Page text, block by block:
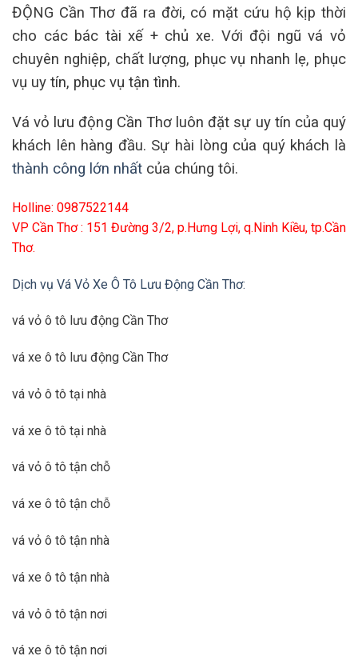
ĐỘNG Cần Thơ đã ra đời, có mặt cứu hộ kịp thời
cho các bác tài xế + chủ xe. Với đội ngũ vá vỏ
chuyên nghiệp, chất lượng, phục vụ nhanh lẹ, phục
vụ uy tín, phục vụ tận tình.
Vá vỏ lưu động Cần Thơ luôn đặt sự uy tín của quý
khách lên hàng đầu. Sự hài lòng của quý khách là
thành công lớn nhất của chúng tôi.
Holline: 0987522144
VP Cần Thơ : 151 Đường 3/2, p.Hưng Lợi, q.Ninh Kiều, tp.Cần
Thơ.
Dịch vụ Vá Vỏ Xe Ô Tô Lưu Động Cần Thơ:
vá vỏ ô tô lưu động Cần Thơ
vá xe ô tô lưu động Cần Thơ
vá vỏ ô tô tại nhà
vá xe ô tô tại nhà
vá vỏ ô tô tận chỗ
vá xe ô tô tận chỗ
vá vỏ ô tô tận nhà
vá xe ô tô tận nhà
vá vỏ ô tô tận nơi
vá xe ô tô tận nơi